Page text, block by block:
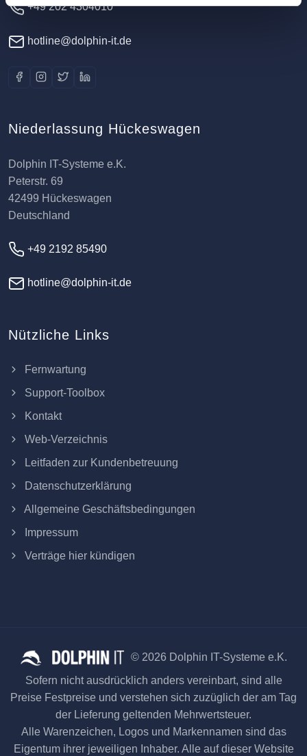
+49 202 4304010
hotline@dolphin-it.de
Niederlassung Hückeswagen
Dolphin IT-Systeme e.K.
Peterstr. 69
42499 Hückeswagen
Deutschland
+49 2192 85490
hotline@dolphin-it.de
Nützliche Links
Fernwartung
Support-Toolbox
Kontakt
Web-Verzeichnis
Leitfaden zur Kundenbetreuung
Datenschutzerklärung
Allgemeine Geschäftsbedingungen
Impressum
Verträge hier kündigen
© 2026 Dolphin IT-Systeme e.K.
Sofern nicht ausdrücklich anders vereinbart, sind alle
Preise Festpreise und verstehen sich zuzüglich der am Tag
der Lieferung geltenden Mehrwertsteuer.
Alle Warenzeichen, Logos und Markennamen sind das
Eigentum ihrer jeweiligen Inhaber. Alle auf dieser Website